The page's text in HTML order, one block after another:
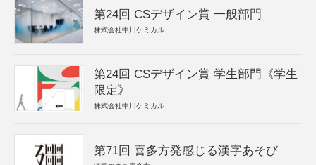
第24回 CSデザイン賞 一般部門
株式会社中川ケミカル
第24回 CSデザイン賞 学生部門《学生
限定》
株式会社中川ケミカル
第71回 喜多方発感じる漢字あそび